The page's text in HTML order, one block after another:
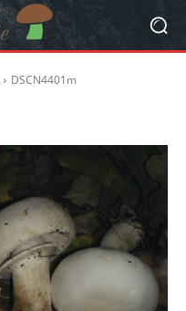
DSCN4401m